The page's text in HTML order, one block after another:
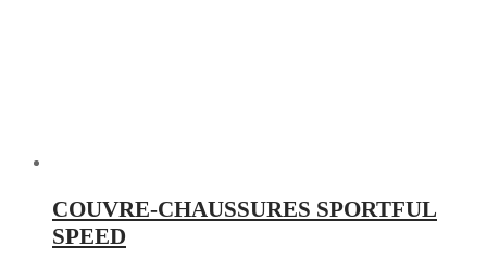
COUVRE-CHAUSSURES SPORTFUL
SPEED